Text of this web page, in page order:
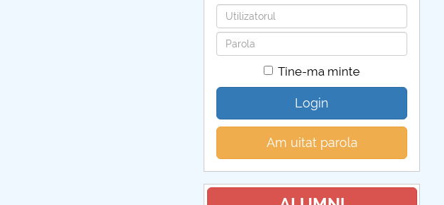
Utilizatorul
Parola
Tine-ma minte
Login
Am uitat parola